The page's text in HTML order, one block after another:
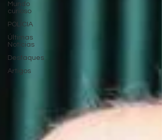
Mundo
curioso
POLÍCIA
Últimas
Notícias
Destaques
Artigos